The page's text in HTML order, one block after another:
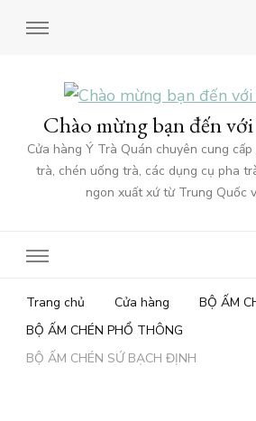
Chào mừng bạn đến
Cửa hàng Ý Trà Quán chuyên cung
trà, chén uống trà, các dụng cụ pha
ngon xuất xứ từ Trung Quốc
Trang chủ Cửa hàng
BỘ ẤM
BỘ ẤM CHÉN PHỔ THÔNG
BỘ ẤM CHÉN SỨ BẠCH ĐỊNH